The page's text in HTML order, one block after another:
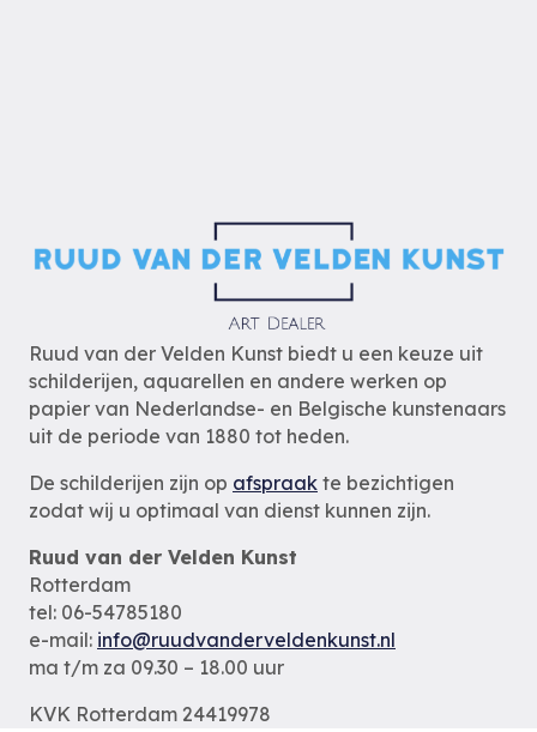
Ruud van der Velden Kunst biedt u een keuze uit
schilderijen, aquarellen en andere werken op
papier van Nederlandse- en Belgische kunstenaars
uit de periode van 1880 tot heden.
De schilderijen zijn op afspraak te bezichtigen
zodat wij u optimaal van dienst kunnen zijn.
Ruud van der Velden Kunst
Rotterdam
tel: 06-54785180
e-mail: info@ruudvanderveldenkunst.nl
ma t/m za 09.30 – 18.00 uur
KVK Rotterdam 24419978